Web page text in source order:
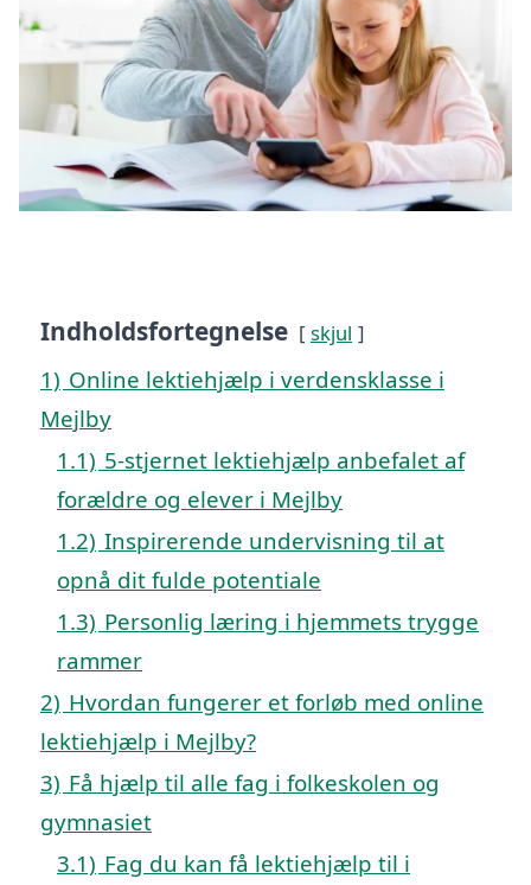
Indholdsfortegnelse skjul
1) Online lektiehjælp i verdensklasse i
Mejlby
1.1) 5-stjernet lektiehjælp anbefalet af
forældre og elever i Mejlby
1.2) Inspirerende undervisning til at
opnå dit fulde potentiale
1.3) Personlig læring i hjemmets trygge
rammer
2) Hvordan fungerer et forløb med online
lektiehjælp i Mejlby?
3) Få hjælp til alle fag i folkeskolen og
gymnasiet
3.1) Fag du kan få lektiehjælp til i